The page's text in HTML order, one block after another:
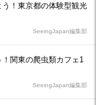
！東京都の体験型観光
SeeingJapan編集部
関東の爬虫類カフェ1
SeeingJapan編集部